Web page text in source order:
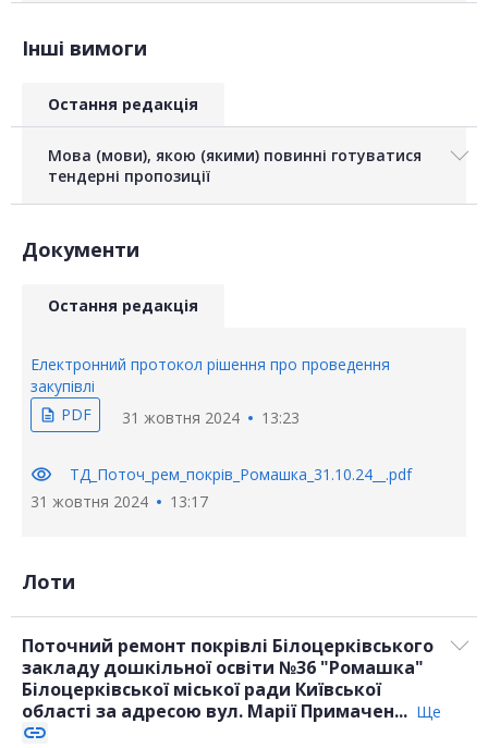
Інші вимоги
Остання редакція
Мова (мови), якою (якими) повинні готуватися
тендерні пропозиції
Документи
Остання редакція
Електронний протокол рішення про проведення
закупівлі
description PDF 31 жовтня 2024 13:23
visibility
ТД_Поточ_рем_покрів_Ромашка_31.10.24__.pdf
31 жовтня 2024
13:17
Лоти
Поточний ремонт покрівлі Білоцерківського
закладу дошкільної освіти №36 "Ромашка"
Білоцерківської міської ради Київської
області за адресою вул. Марії Примачен... Ще
link